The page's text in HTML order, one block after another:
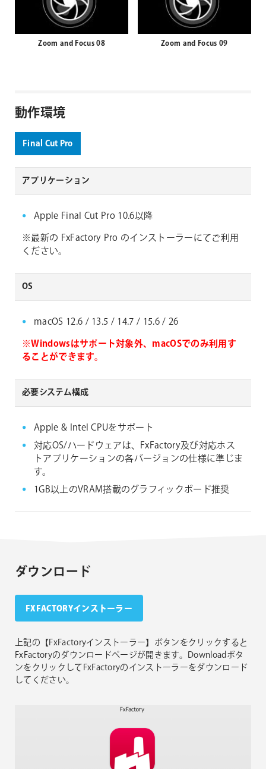
Zoom and Focus 08 Zoom and Focus 09
動作環境
Final Cut Pro
アプリケーション
Apple Final Cut Pro 10.6以降
※最新の FxFactory Pro のインストーラーにてご利用
ください。
OS
macOS 12.6 / 13.5 / 14.7 / 15.6 / 26
※Windowsはサポート対象外、macOSでのみ利用す
ることができます。
必要システム構成
Apple & Intel CPUをサポート
対応OS/ハードウェアは、FxFactory及び対応ホス
トアプリケーションの各バージョンの仕様に準じま
す。
1GB以上のVRAM搭載のグラフィックボード推奨
ダウンロード
FXFACTORYインストーラー
上記の【FxFactoryインストーラー】ボタンをクリックすると
FxFactoryのダウンロードページが開きます。Downloadボタ
ンをクリックしてFxFactoryのインストーラーをダウンロード
してください。